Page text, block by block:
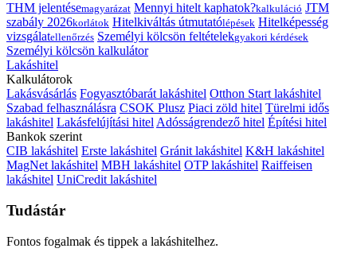
THM jelentésemagyarázat Mennyi hitelt kaphatok?kalkuláció JTM
szabály 2026korlátok Hitelkiváltás útmutatólépések Hitelképesség
vizsgálatellenőrzés Személyi kölcsön feltételekgyakori kérdések
Személyi kölcsön kalkulátor
Lakáshitel
Kalkulátorok
Lakásvásárlás Fogyasztóbarát lakáshitel Otthon Start lakáshitel
Szabad felhasználásra CSOK Plusz Piaci zöld hitel Türelmi idős
lakáshitel Lakásfelújítási hitelAdósságrendező hitel Építési hitel
Bankok szerint
CIB lakáshitel Erste lakáshitel Gránit lakáshitel K&H lakáshitel
MagNet lakáshitel MBH lakáshitel OTP lakáshitel Raiffeisen
lakáshitel UniCredit lakáshitel
Tudástár
Fontos fogalmak és tippek a lakáshitelhez.